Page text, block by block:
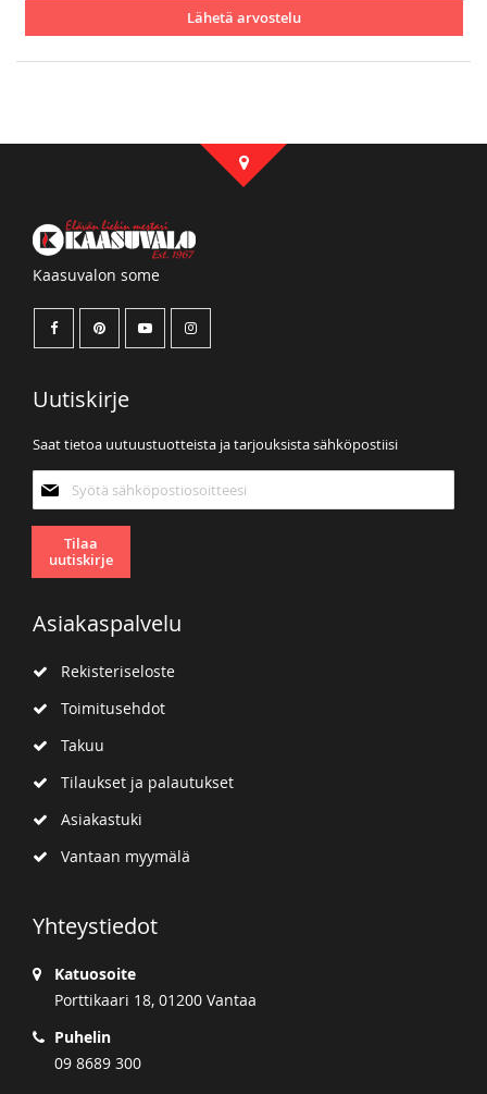
Lähetä arvostelu
Kaasuvalon some
Uutiskirje
Saat tietoa uutuustuotteista ja tarjouksista sähköpostiisi
uutiskirjeemme:
Tilaa
uutiskirje
Asiakaspalvelu
Rekisteriseloste
Toimitusehdot
Takuu
Tilaukset ja palautukset
Asiakastuki
Vantaan myymälä
Yhteystiedot
Katuosoite
Porttikaari 18, 01200 Vantaa
Puhelin
09 8689 300